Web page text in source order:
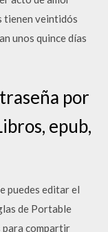
tienen veintidós
unos quince días
por
epub,
puedes editar el
de Portable
para compartir